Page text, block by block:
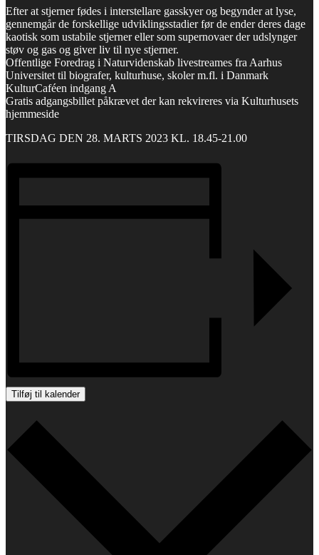
Efter at stjerner fødes i interstellare gasskyer og begynder at lyse,
gennemgår de forskellige udviklingsstadier før de ender deres dage
kaotisk som ustabile stjerner eller som supernovaer der udslynger
støv og gas og giver liv til nye stjerner.
Offentlige Foredrag i Naturvidenskab livestreames fra Aarhus
Universitet til biografer, kulturhuse, skoler m.fl. i Danmark
KulturCaféen indgang A
Gratis adgangsbillet påkrævet der kan rekvireres via Kulturhusets
hjemmeside
TIRSDAG DEN 28. MARTS 2023 KL. 18.45-21.00
Tilføj til kalender